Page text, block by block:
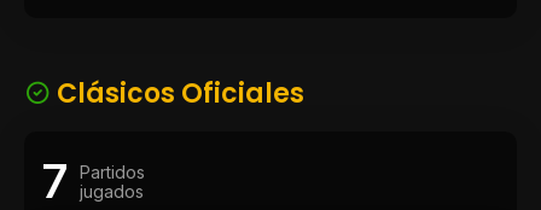
Clásicos Oficiales
7
Partidos
jugados